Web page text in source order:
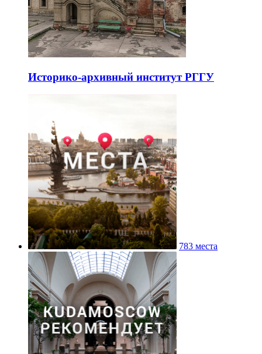
Историко-архивный институт РГГУ
783 места